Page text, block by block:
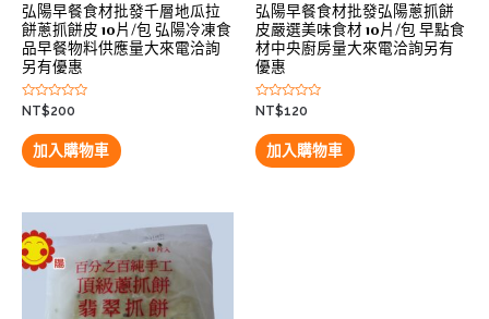
弘陽早餐食材批發千層地瓜拉
餅蔥抓餅皮 10片/包 弘陽冷凍食
品早餐物料供應量大來電洽詢
另有優惠
評
分
滿
分
5
NT$200
加入購物車
弘陽早餐食材批發弘陽蔥抓餅
皮嚴選美味食材 10片/包 早點食
材中央廚房量大來電洽詢另有
優惠
評
分
滿
分
5
NT$120
加入購物車